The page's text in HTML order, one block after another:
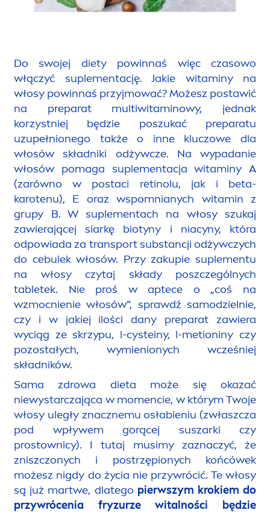
Do swojej diety powinnaś więc czasowo
włączyć suplementację. Jakie witaminy na
włosy powinnaś przyjmować? Możesz postawić
na preparat multiwitaminowy, jednak
korzystniej będzie poszukać preparatu
uzupełnionego także o inne kluczowe dla
włosów składniki odżywcze. Na wypadanie
włosów pomaga suplementacja witaminy A
(zarówno w postaci retinolu, jak i beta-
karotenu), E oraz wspomnianych witamin z
grupy B. W suplementach na włosy szukaj
zawierającej siarkę biotyny i niacyny, która
odpowiada za transport substancji odżywczych
do cebulek włosów. Przy zakupie suplementu
na włosy czytaj składy poszczególnych
tabletek. Nie proś w aptece o „coś na
wzmocnienie włosów”, sprawdź samodzielnie,
czy i w jakiej ilości dany preparat zawiera
wyciąg ze skrzypu, l-cysteiny, l-metioniny czy
pozostałych, wymienionych wcześniej
składników.
Sama zdrowa dieta może się okazać
niewystarczająca w momencie, w którym Twoje
włosy uległy znacznemu osłabieniu (zwłaszcza
pod wpływem gorącej suszarki czy
prostownicy). I tutaj musimy zaznaczyć, że
zniszczonych i postrzępionych końcówek
możesz nigdy do życia nie przywrócić. Te włosy
są już martwe, dlatego pierwszym krokiem do
przywrócenia fryzurze witalności będzie